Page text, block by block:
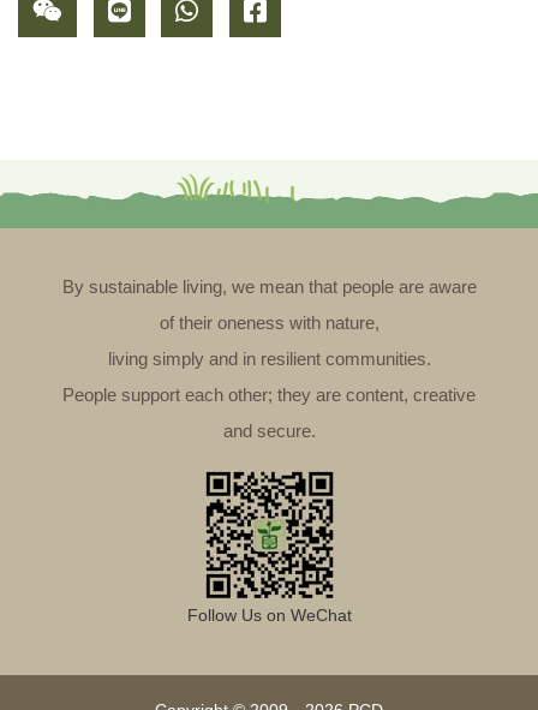
By sustainable living, we mean that people are aware
of their oneness with nature,
living simply and in resilient communities.
People support each other; they are content, creative
and secure.
Follow Us on WeChat